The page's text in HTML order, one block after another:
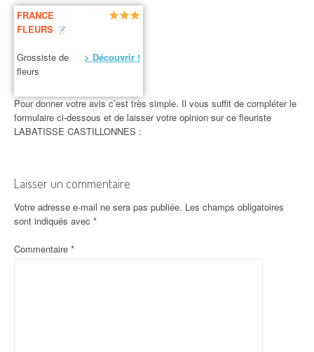
FRANCE
FLEURS
Grossiste de
fleurs
> Découvrir !
Pour donner votre avis c’est très simple. Il vous suffit de compléter le
formulaire ci-dessous et de laisser votre opinion sur ce fleuriste
LABATISSE CASTILLONNES :
Laisser un commentaire
Votre adresse e-mail ne sera pas publiée. Les champs obligatoires
sont indiqués avec *
Commentaire *